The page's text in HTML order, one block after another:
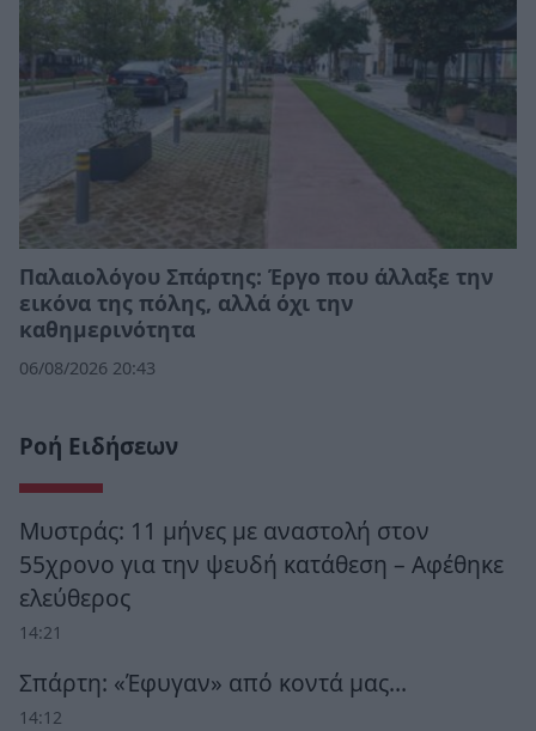
Παλαιολόγου Σπάρτης: Έργο που άλλαξε την
εικόνα της πόλης, αλλά όχι την
καθημερινότητα
06/08/2026 20:43
Ροή Ειδήσεων
Μυστράς: 11 μήνες με αναστολή στον
55χρονο για την ψευδή κατάθεση – Αφέθηκε
ελεύθερος
14:21
Σπάρτη: «Έφυγαν» από κοντά μας…
14:12